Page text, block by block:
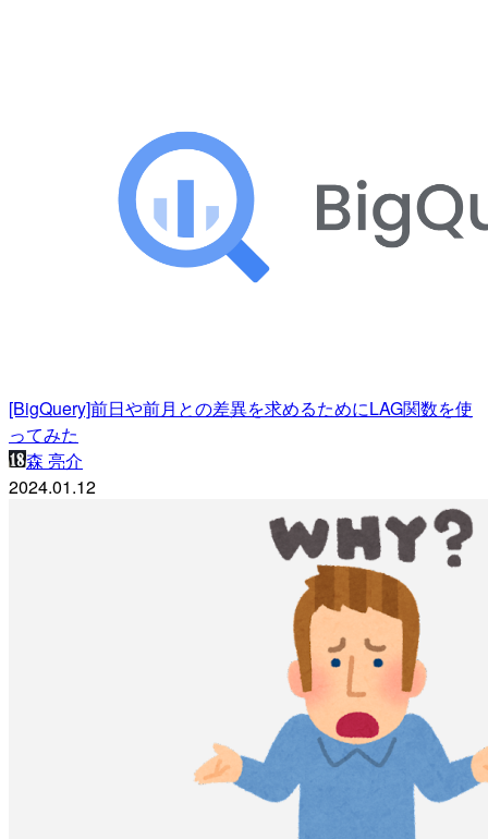
[BigQuery]前日や前月との差異を求めるためにLAG関数を使
ってみた
森 亮介
2024.01.12